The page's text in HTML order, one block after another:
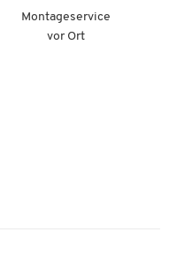
Montageservice
vor Ort